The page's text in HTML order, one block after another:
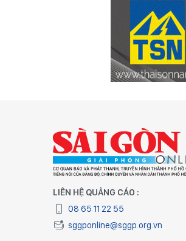
LIÊN HỆ QUẢNG CÁO :
08 65 11 22 55
sggponline@sggp.org.vn